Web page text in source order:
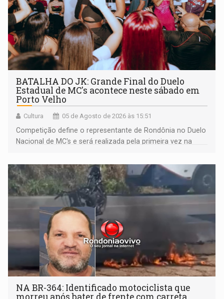
BATALHA DO JK: Grande Final do Duelo
Estadual de MC's acontece neste sábado em
Porto Velho
Cultura 05 de Agosto de 2026 às 15:51
Competição define o representante de Rondônia no Duelo
Nacional de MC's e será realizada pela primeira vez na
NA BR-364: Identificado motociclista que
morreu após bater de frente com carreta